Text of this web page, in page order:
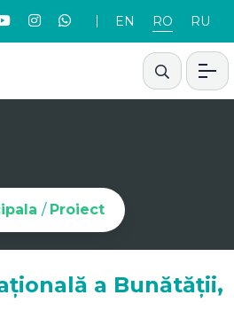
EN RO RU
/ Proiect
a Bunătății,